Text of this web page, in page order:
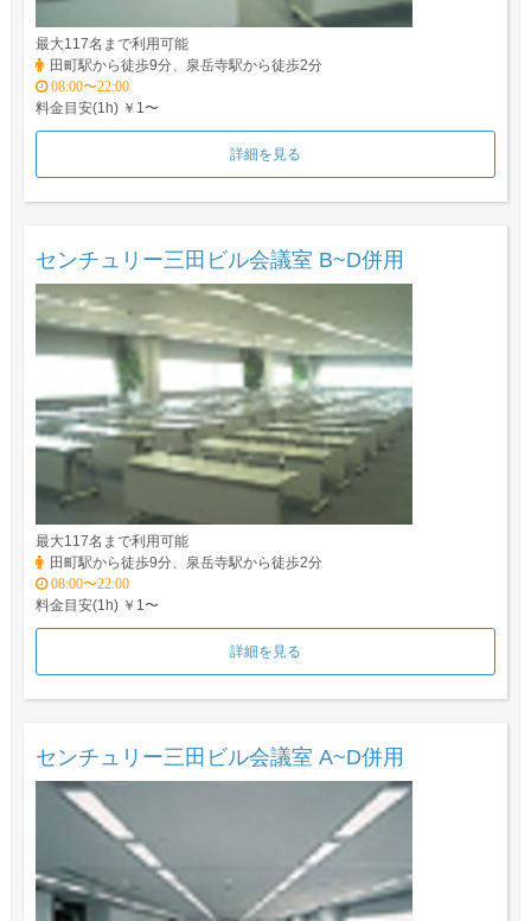
最大117名まで利用可能
田町駅から徒歩9分、泉岳寺駅から徒歩2分
08:00〜22:00
料金目安(1h) ￥1〜
詳細を見る
センチュリー三田ビル会議室 B~D併用
最大117名まで利用可能
田町駅から徒歩9分、泉岳寺駅から徒歩2分
08:00〜22:00
料金目安(1h) ￥1〜
詳細を見る
センチュリー三田ビル会議室 A~D併用